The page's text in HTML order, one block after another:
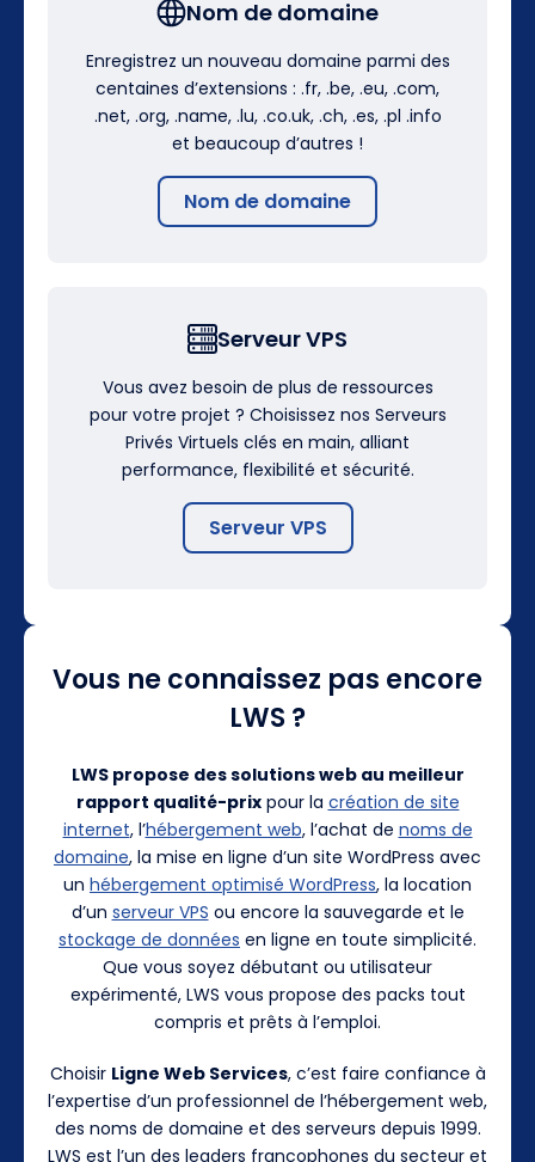
Nom de domaine
Enregistrez un nouveau domaine parmi des
centaines d’extensions : .fr, .be, .eu, .com,
.net, .org, .name, .lu, .co.uk, .ch, .es, .pl .info
et beaucoup d’autres !
Nom de domaine
Serveur VPS
Vous avez besoin de plus de ressources
pour votre projet ? Choisissez nos Serveurs
Privés Virtuels clés en main, alliant
performance, flexibilité et sécurité.
Serveur VPS
Vous ne connaissez pas encore
LWS ?
LWS propose des solutions web au meilleur
rapport qualité-prixpour la création de site
internet, l’hébergement web, l’achat de noms de
domaine, la mise en ligne d’un site WordPress avec
un hébergement optimisé WordPress, la location
d’un serveur VPS ou encore la sauvegarde et le
stockage de données en ligne en toute simplicité.
Que vous soyez débutant ou utilisateur
expérimenté, LWS vous propose des packs tout
compris et prêts à l’emploi.
Choisir Ligne Web Services, c’est faire confiance à
l’expertise d’un professionnel de l’hébergement web,
des noms de domaine et des serveurs depuis 1999.
LWS est l’un des leaders francophones du secteur et